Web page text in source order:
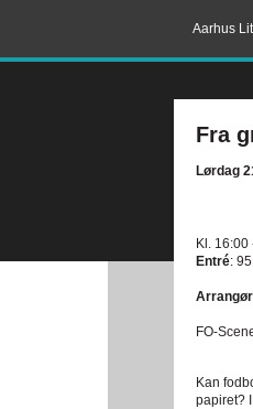
Aarhus
Fra
Lørdag
Kl. 16:00
Entré:
FO-
Kan
papiret?